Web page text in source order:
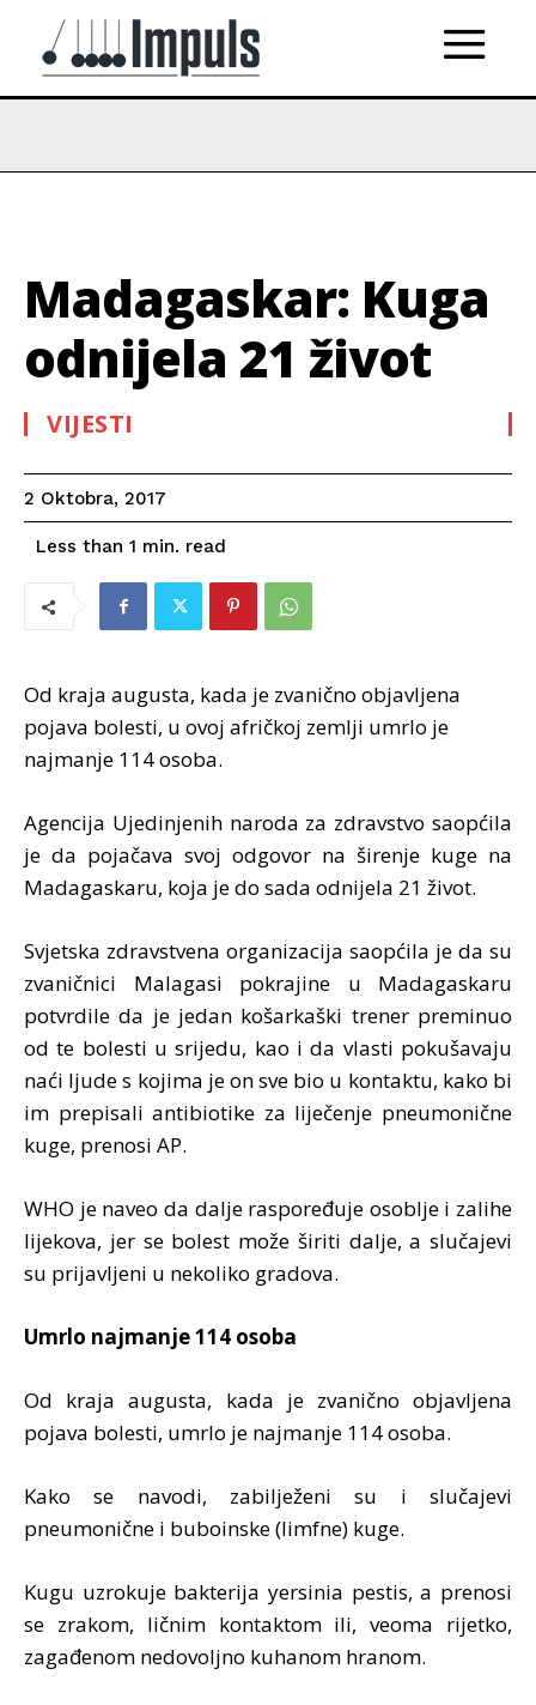
Madagaskar: Kuga
odnijela 21 život
VIJESTI
2 Oktobra, 2017
Less than 1 min. read
Od kraja augusta, kada je zvanično objavljena
pojava bolesti, u ovoj afričkoj zemlji umrlo je
najmanje 114 osoba.
Agencija Ujedinjenih naroda za zdravstvo saopćila
je da pojačava svoj odgovor na širenje kuge na
Madagaskaru, koja je do sada odnijela 21 život.
Svjetska zdravstvena organizacija saopćila je da su
zvaničnici Malagasi pokrajine u Madagaskaru
potvrdile da je jedan košarkaški trener preminuo
od te bolesti u srijedu, kao i da vlasti pokušavaju
naći ljude s kojima je on sve bio u kontaktu, kako bi
im prepisali antibiotike za liječenje pneumonične
kuge, prenosi AP.
WHO je naveo da dalje raspoređuje osoblje i zalihe
lijekova, jer se bolest može širiti dalje, a slučajevi
su prijavljeni u nekoliko gradova.
Umrlo najmanje 114 osoba
Od kraja augusta, kada je zvanično objavljena
pojava bolesti, umrlo je najmanje 114 osoba.
Kako se navodi, zabilježeni su i slučajevi
pneumonične i buboinske (limfne) kuge.
Kugu uzrokuje bakterija yersinia pestis, a prenosi
se zrakom, ličnim kontaktom ili, veoma rijetko,
zagađenom nedovoljno kuhanom hranom.